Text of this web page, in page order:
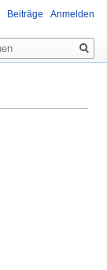
Beiträge Anmelden